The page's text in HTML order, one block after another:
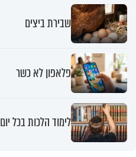
שבירת ביצים
פלאפון לא כשר
לימוד הלכות בכל יום